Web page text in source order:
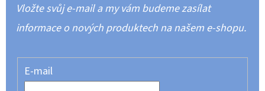
Vložte svůj e-mail a my vám budeme zasílat
informace o nových produktech na našem e-shopu.
E-mail